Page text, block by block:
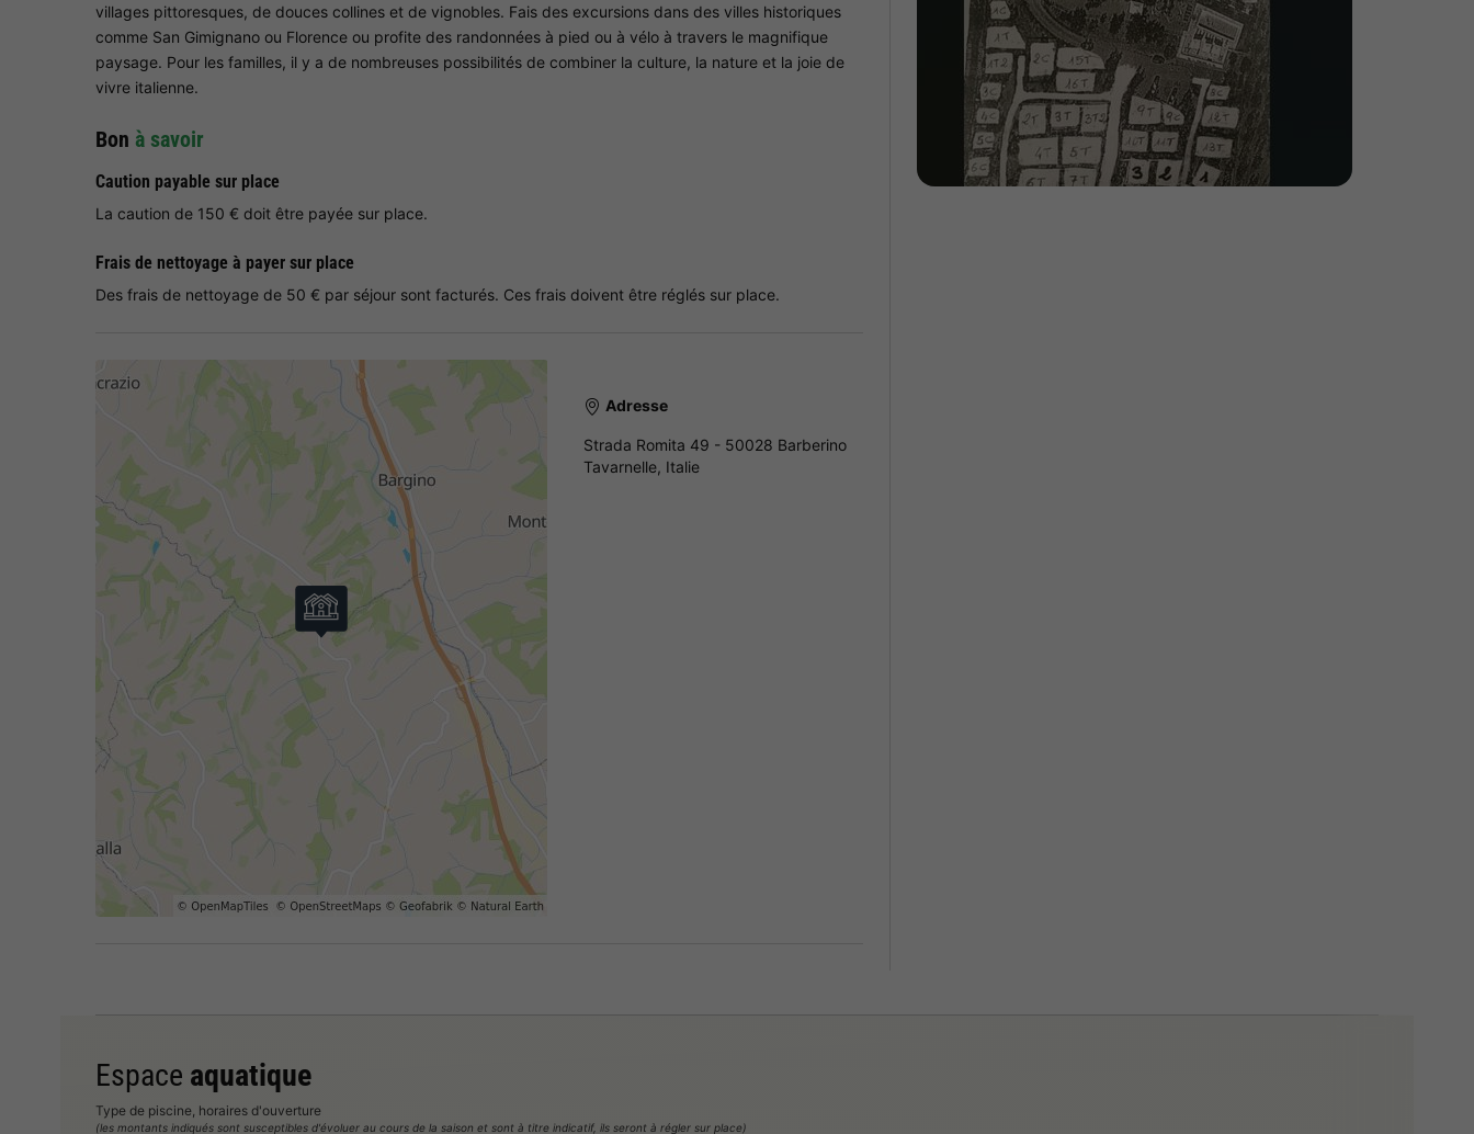
villages pittoresques, de douces collines et de vignobles. Fais des excursions dans des villes historiques
comme San Gimignano ou Florence ou profite des randonnées à pied ou à vélo à travers le magnifique
paysage. Pour les familles, il y a de nombreuses possibilités de combiner la culture, la nature et la joie de
vivre italienne.
Bon à savoir
Caution payable sur place
La caution de 150 € doit être payée sur place.
Frais de nettoyage à payer sur place
Des frais de nettoyage de 50 € par séjour sont facturés. Ces frais doivent être réglés sur place.
Adresse
Strada Romita 49 - 50028 Barberino
Tavarnelle, Italie
Voir la carte
Espace aquatique
Type de piscine, horaires d'ouverture
(les montants indiqués sont susceptibles d'évoluer au cours de la saison et sont à titre indicatif, ils seront à régler sur place)